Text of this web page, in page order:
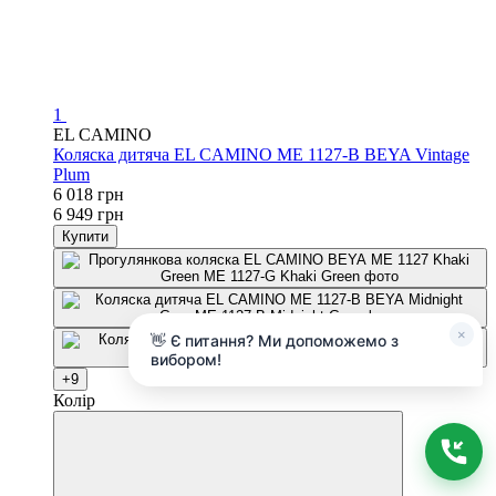
1
EL CAMINO
Коляска дитяча EL CAMINO ME 1127-B BEYA Vintage
Plum
6 018 грн
6 949 грн
Купити
+9
Колір
×
👋 Є питання? Ми допоможемо з
вибором!